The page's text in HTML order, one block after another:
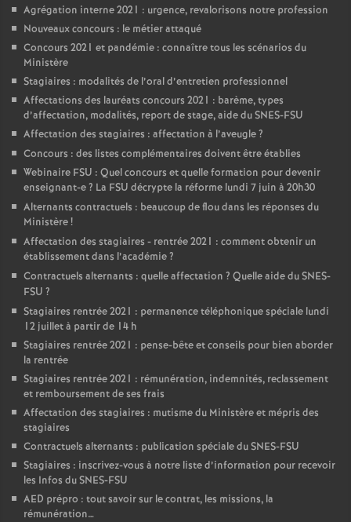
Agrégation interne 2021 : urgence, revalorisons notre profession
Nouveaux concours : le métier attaqué
Concours 2021 et pandémie : connaître tous les scénarios du
Ministère
Stagiaires : modalités de l’oral d’entretien professionnel
Affectations des lauréats concours 2021 : barème, types
d’affectation, modalités, report de stage, aide du SNES-FSU
Affectation des stagiaires : affectation à l’aveugle?
Concours : des listes complémentaires doivent être établies
Webinaire FSU : Quel concours et quelle formation pour devenir
enseignant-e? La FSU décrypte la réforme lundi 7 juin à 20h30
Alternants contractuels : beaucoup de flou dans les réponses du
Ministère!
Affectation des stagiaires - rentrée 2021 : comment obtenir un
établissement dans l’académie?
Contractuels alternants : quelle affectation ? Quelle aide du SNES-
FSU ?
Stagiaires rentrée 2021 : permanence téléphonique spéciale lundi
12 juillet à partir de 14 h
Stagiaires rentrée 2021 : pense-bête et conseils pour bien aborder
la rentrée
Stagiaires rentrée 2021 : rémunération, indemnités, reclassement
et remboursement de ses frais
Affectation des stagiaires : mutisme du Ministère et mépris des
stagiaires
Contractuels alternants : publication spéciale du SNES-FSU
Stagiaires : inscrivez-vous à notre liste d’information pour recevoir
les Infos du SNES-FSU
AED prépro : tout savoir sur le contrat, les missions, la
rémunération…